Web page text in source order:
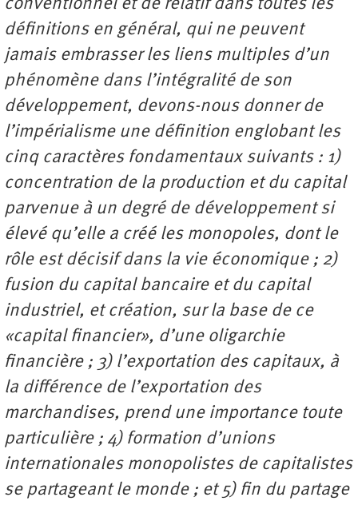
conventionnel et de relatif dans toutes les
définitions en général, qui ne peuvent
jamais embrasser les liens multiples d’un
phénomène dans l’intégralité de son
développement, devons-nous donner de
l’impérialisme une définition englobant les
cinq caractères fondamentaux suivants : 1)
concentration de la production et du capital
parvenue à un degré de développement si
élevé qu’elle a créé les monopoles, dont le
rôle est décisif dans la vie économique ; 2)
fusion du capital bancaire et du capital
industriel, et création, sur la base de ce
«capital financier», d’une oligarchie
financière ; 3) l’exportation des capitaux, à
la différence de l’exportation des
marchandises, prend une importance toute
particulière ; 4) formation d’unions
internationales monopolistes de capitalistes
se partageant le monde ; et 5) fin du partage